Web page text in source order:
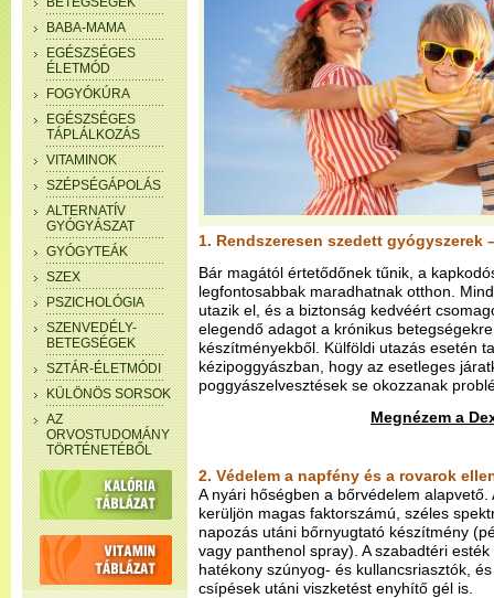
BABA-MAMA
EGÉSZSÉGES
ÉLETMÓD
FOGYÓKÚRA
EGÉSZSÉGES
TÁPLÁLKOZÁS
VITAMINOK
SZÉPSÉGÁPOLÁS
ALTERNATÍV
GYÓGYÁSZAT
GYÓGYTEÁK
SZEX
PSZICHOLÓGIA
SZENVEDÉLY-
BETEGSÉGEK
SZTÁR-ÉLETMÓDI
KÜLÖNÖS SORSOK
AZ
ORVOSTUDOMÁNY
TÖRTÉNETÉBŐL
1. Rendszeresen szedett gyógyszerek
Bár magától értetődőnek tűnik, a
legfontosabbak maradhatnak otthon.
utazik el, és a biztonság kedvéért
elegendő adagot a krónikus
készítményekből. Külföldi utazás esetén
kézipoggyászban, hogy az esetleges
poggyászelvesztések se okozzanak
Megnézem a
2. Védelem a napfény és a rovarok
A nyári hőségben a bőrvédelem
kerüljön magas faktorszámú, széles
napozás utáni bőrnyugtató készítmény
vagy panthenol spray). A szabadtéri
hatékony szúnyog- és kullancsriasztók,
csípések utáni viszketést enyhítő gél is.